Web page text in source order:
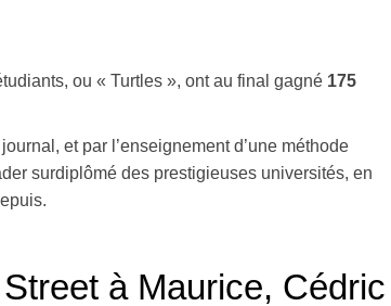
ou « Turtles », ont au final gagné 175
et par l’enseignement d’une méthode
surdiplômé des prestigieuses universités, en
à Maurice, Cédric